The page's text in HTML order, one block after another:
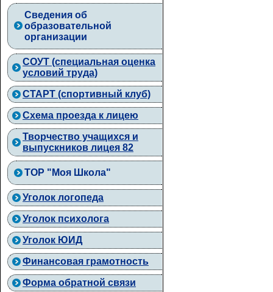
Сведения об
образовательной
организации
СОУТ (специальная оценка
условий труда)
СТАРТ (спортивный клуб)
Схема проезда к лицею
Творчество учащихся и
выпускников лицея 82
ТОР "Моя Школа"
Уголок логопеда
Уголок психолога
Уголок ЮИД
Финансовая грамотность
Форма обратной связи